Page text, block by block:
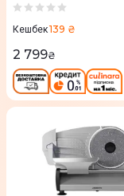
Кешбек139 ₴
2 799₴